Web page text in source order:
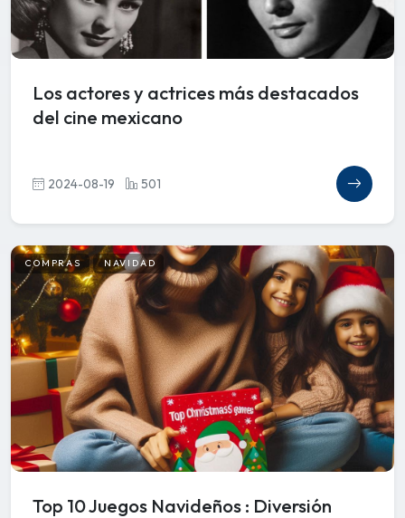
Los actores y actrices más destacados
del cine mexicano
2024-08-19 501
COMPRAS NAVIDAD
Top 10 Juegos Navideños : Diversión